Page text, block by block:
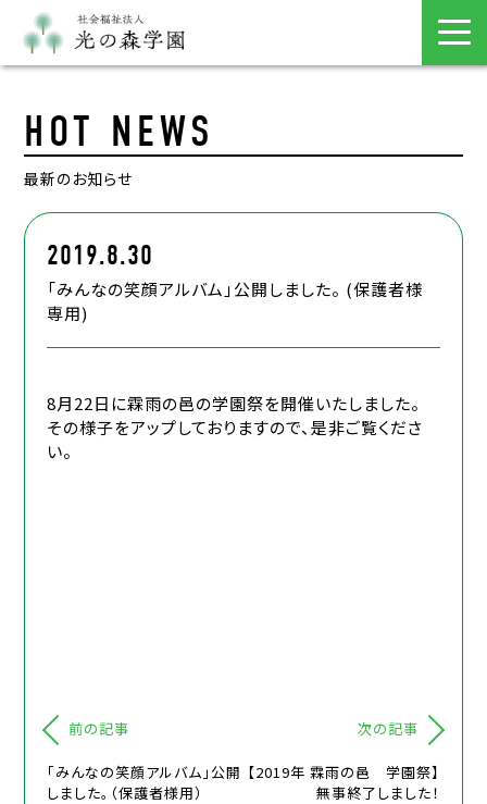
HOT NEWS
最新のお知らせ
2019.8.30
「みんなの笑顔アルバム」公開しました。 (保護者様
専用)
8月22日に霖雨の邑の学園祭を開催いたしました。
その様子をアップしておりますので、是非ご覧くださ
い。
前の記事
「みんなの笑顔アルバム」公開
しました。（保護者様用）
次の記事
【2019年 霖雨の邑 学園祭】
無事終了しました！